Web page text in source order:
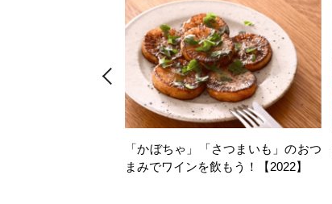
「かぼちゃ」「さつまいも」のおつ
まみでワインを飲もう！【2022】